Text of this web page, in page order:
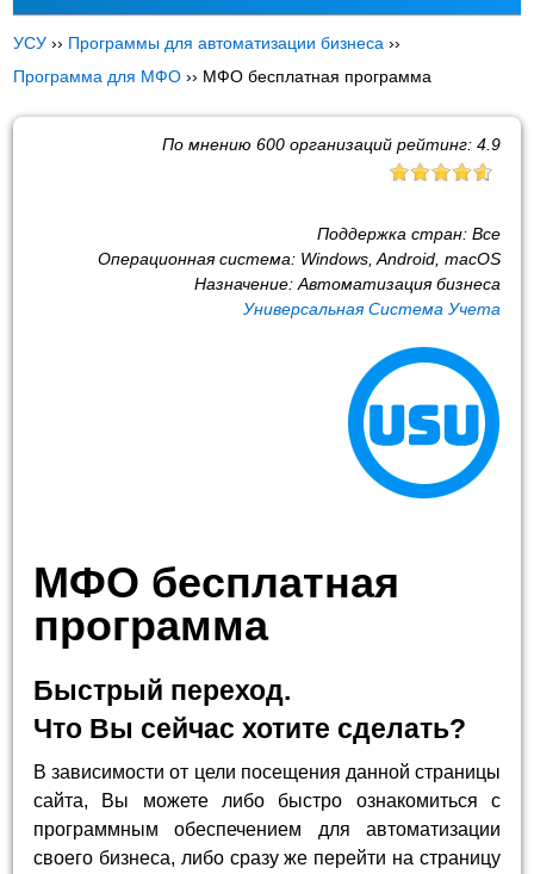
УСУ ›› Программы для автоматизации бизнеса ››
Программа для МФО ›› МФО бесплатная программа
По мнению 600организаций рейтинг: 4.9
Поддержка стран: Все
Операционная система: Windows, Android, macOS
Назначение: Автоматизация бизнеса
Универсальная Система Учета
МФО бесплатная
программа
Быстрый переход.
Что Вы сейчас хотите сделать?
В зависимости от цели посещения данной страницы
сайта, Вы можете либо быстро ознакомиться с
программным обеспечением для автоматизации
своего бизнеса, либо сразу же перейти на страницу